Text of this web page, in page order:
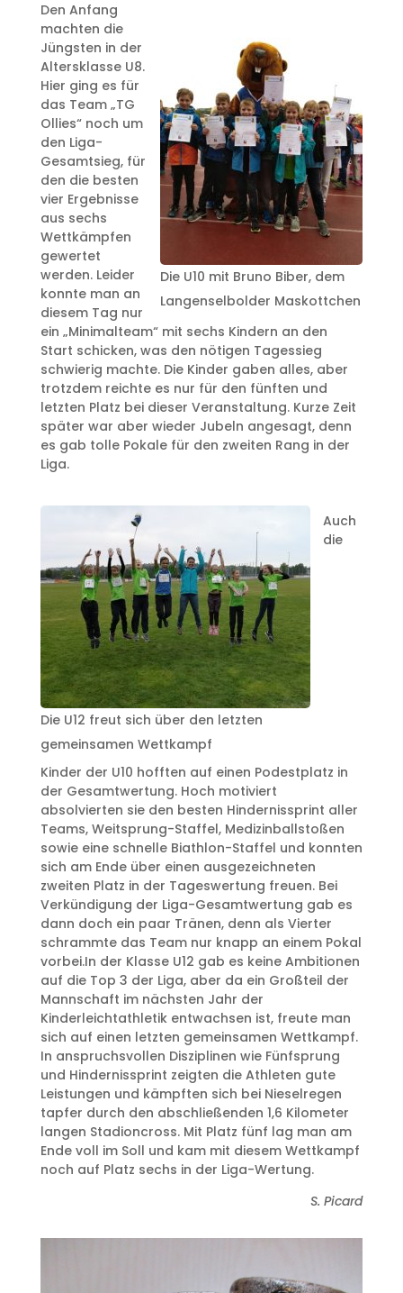
Die U10 mit Bruno Biber, dem
Langenselbolder Maskottchen
Den Anfang
machten die
Jüngsten in der
Altersklasse U8.
Hier ging es für
das Team „TG
Ollies“ noch um
den Liga-
Gesamtsieg, für
den die besten
vier Ergebnisse
aus sechs
Wettkämpfen
gewertet
werden. Leider
konnte man an
diesem Tag nur
ein „Minimalteam“ mit sechs Kindern an den
Start schicken, was den nötigen Tagessieg
schwierig machte. Die Kinder gaben alles, aber
trotzdem reichte es nur für den fünften und
letzten Platz bei dieser Veranstaltung. Kurze Zeit
später war aber wieder Jubeln angesagt, denn
es gab tolle Pokale für den zweiten Rang in der
Liga.
Die U12 freut sich über den letzten
gemeinsamen Wettkampf
Auch
die
Kinder der U10 hofften auf einen Podestplatz in
der Gesamtwertung. Hoch motiviert
absolvierten sie den besten Hindernissprint aller
Teams, Weitsprung-Staffel, Medizinballstoßen
sowie eine schnelle Biathlon-Staffel und konnten
sich am Ende über einen ausgezeichneten
zweiten Platz in der Tageswertung freuen. Bei
Verkündigung der Liga-Gesamtwertung gab es
dann doch ein paar Tränen, denn als Vierter
schrammte das Team nur knapp an einem Pokal
vorbei.In der Klasse U12 gab es keine Ambitionen
auf die Top 3 der Liga, aber da ein Großteil der
Mannschaft im nächsten Jahr der
Kinderleichtathletik entwachsen ist, freute man
sich auf einen letzten gemeinsamen Wettkampf.
In anspruchsvollen Disziplinen wie Fünfsprung
und Hindernissprint zeigten die Athleten gute
Leistungen und kämpften sich bei Nieselregen
tapfer durch den abschließenden 1,6 Kilometer
langen Stadioncross. Mit Platz fünf lag man am
Ende voll im Soll und kam mit diesem Wettkampf
noch auf Platz sechs in der Liga-Wertung.
S. Picard